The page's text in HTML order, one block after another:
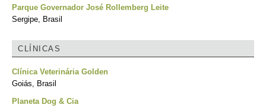
Parque Governador José Rollemberg Leite
Sergipe, Brasil
CLÍNICAS
Clínica Veterinária Golden
Goiás, Brasil
Planeta Dog & Cia